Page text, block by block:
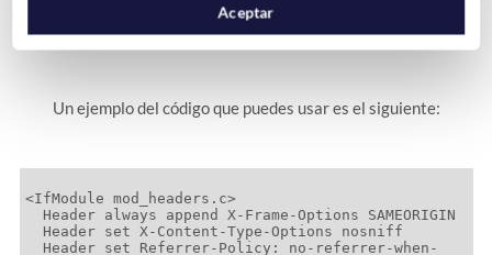
funciones que puede usare el navegador web visitar nuestros
WordPress. Sirve también para las API.
Un ejemplo del código que puedes usar es el siguiente:
<IfModule mod_headers.c>
Aceptar